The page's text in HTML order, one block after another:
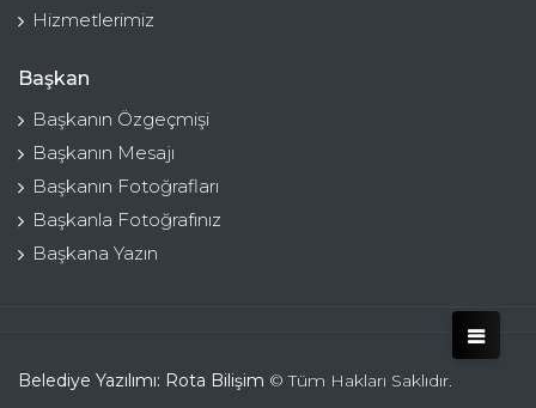
Hizmetlerimiz
Başkan
Başkanın Özgeçmişi
Başkanın Mesajı
Başkanın Fotoğrafları
Başkanla Fotoğrafınız
Başkana Yazın
Belediye Yazılımı: Rota Bilişim © Tüm Hakları Saklıdır.